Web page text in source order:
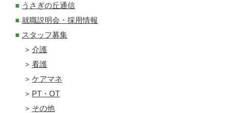
うさぎの丘通信
就職説明会・採用情報
スタッフ募集
介護
看護
ケアマネ
PT・OT
その他